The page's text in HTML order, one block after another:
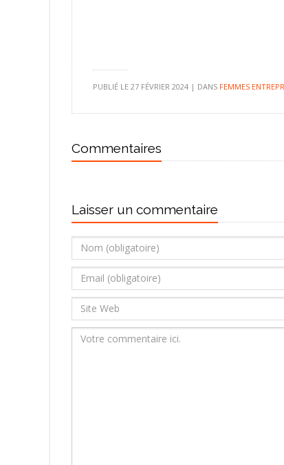
PUBLIÉ LE 27 FÉVRIER 2024| DANS FEMMES
Commentaires
Laisser un commentaire